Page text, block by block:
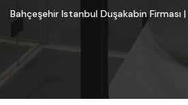
Bahçeşehir Istanbul Duşakabin Firması